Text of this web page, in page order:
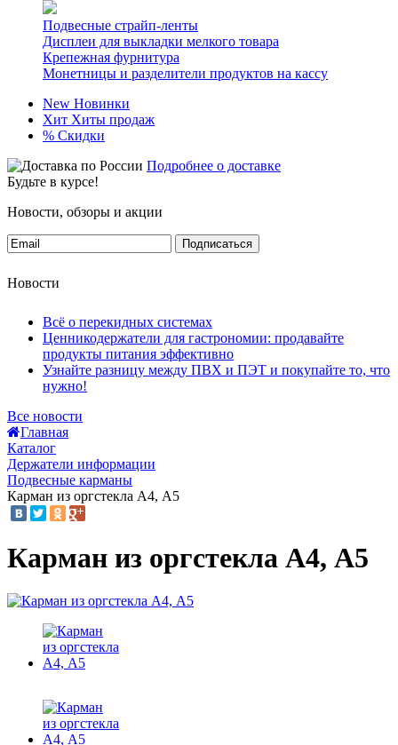
Подвесные страйп-ленты
Дисплеи для выкладки мелкого товара
Крепежная фурнитура
Монетницы и разделители продуктов на кассу
New Новинки
Хит Хиты продаж
% Скидки
Подробнее о доставке
Будьте в курсе!
Новости, обзоры и акции
Подписаться
Новости
Всё о перекидных системах
Ценникодержатели для гастрономии: продавайте
продукты питания эффективно
Узнайте разницу между ПВХ и ПЭТ и покупайте то, что
нужно!
Все новости
Главная
Каталог
Держатели информации
Подвесные карманы
Карман из оргстекла А4, А5
Карман из оргстекла А4, А5